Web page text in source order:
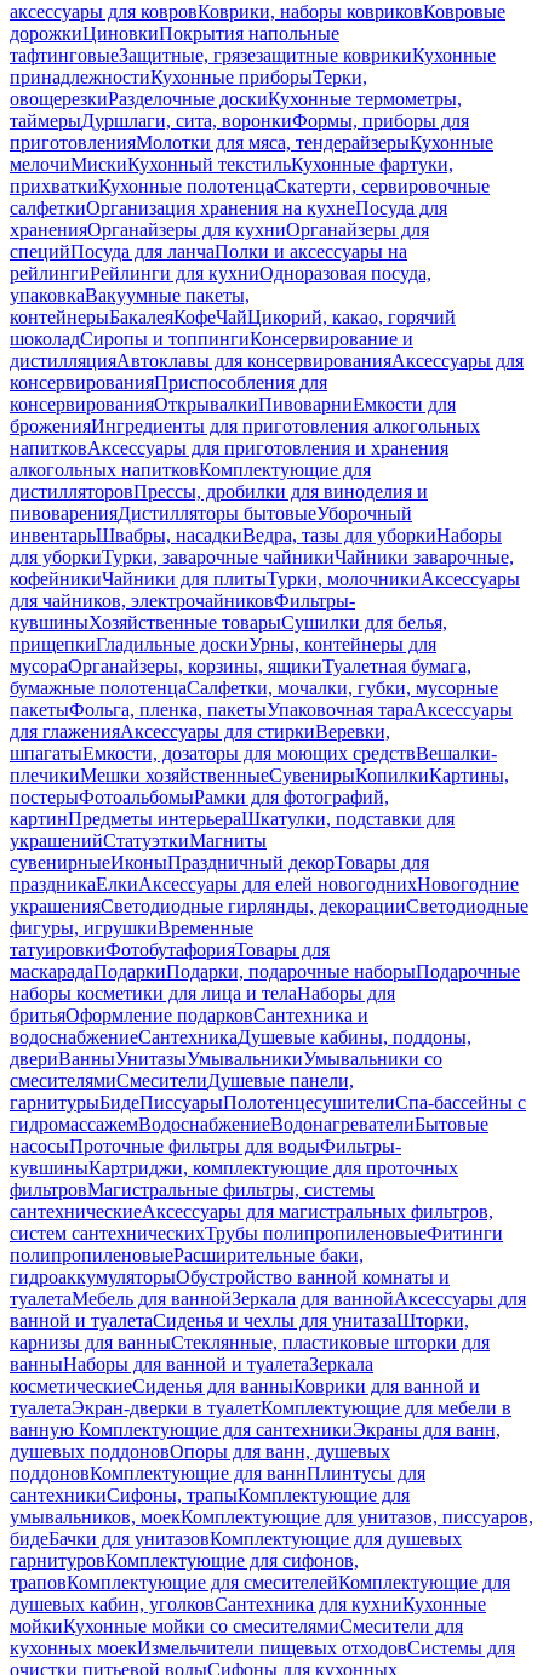
аксессуары для ковровКоврики, наборы ковриковКовровые
дорожкиЦиновкиПокрытия напольные
тафтинговыеЗащитные, грязезащитные коврикиКухонные
принадлежностиКухонные приборыТерки,
овощерезкиРазделочные доскиКухонные термометры,
таймерыДуршлаги, сита, воронкиФормы, приборы для
приготовленияМолотки для мяса, тендерайзерыКухонные
мелочиМискиКухонный текстильКухонные фартуки,
прихваткиКухонные полотенцаСкатерти, сервировочные
салфеткиОрганизация хранения на кухнеПосуда для
храненияОрганайзеры для кухниОрганайзеры для
специйПосуда для ланчаПолки и аксессуары на
рейлингиРейлинги для кухниОдноразовая посуда,
упаковкаВакуумные пакеты,
контейнерыБакалеяКофеЧайЦикорий, какао, горячий
шоколадСиропы и топпингиКонсервирование и
дистилляцияАвтоклавы для консервированияАксессуары для
консервированияПриспособления для
консервированияОткрывалкиПивоварниЕмкости для
броженияИнгредиенты для приготовления алкогольных
напитковАксессуары для приготовления и хранения
алкогольных напитковКомплектующие для
дистилляторовПрессы, дробилки для виноделия и
пивоваренияДистилляторы бытовыеУборочный
инвентарьШвабры, насадкиВедра, тазы для уборкиНаборы
для уборкиТурки, заварочные чайникиЧайники заварочные,
кофейникиЧайники для плитыТурки, молочникиАксессуары
для чайников, электрочайниковФильтры-
кувшиныХозяйственные товарыСушилки для белья,
прищепкиГладильные доскиУрны, контейнеры для
мусораОрганайзеры, корзины, ящикиТуалетная бумага,
бумажные полотенцаСалфетки, мочалки, губки, мусорные
пакетыФольга, пленка, пакетыУпаковочная тараАксессуары
для глаженияАксессуары для стиркиВеревки,
шпагатыЕмкости, дозаторы для моющих средствВешалки-
плечикиМешки хозяйственныеСувенирыКопилкиКартины,
постерыФотоальбомыРамки для фотографий,
картинПредметы интерьераШкатулки, подставки для
украшенийСтатуэткиМагниты
сувенирныеИконыПраздничный декорТовары для
праздникаЕлкиАксессуары для елей новогоднихНовогодние
украшенияСветодиодные гирлянды, декорацииСветодиодные
фигуры, игрушкиВременные
татуировкиФотобутафорияТовары для
маскарадаПодаркиПодарки, подарочные наборыПодарочные
наборы косметики для лица и телаНаборы для
бритьяОформление подарковСантехника и
водоснабжениеСантехникаДушевые кабины, поддоны,
двериВанныУнитазыУмывальникиУмывальники со
смесителямиСмесителиДушевые панели,
гарнитурыБидеПиссуарыПолотенцесушителиСпа-бассейны с
гидромассажемВодоснабжениеВодонагревателиБытовые
насосыПроточные фильтры для водыФильтры-
кувшиныКартриджи, комплектующие для проточных
фильтровМагистральные фильтры, системы
сантехническиеАксессуары для магистральных фильтров,
систем сантехническихТрубы полипропиленовыеФитинги
полипропиленовыеРасширительные баки,
гидроаккумуляторыОбустройство ванной комнаты и
туалетаМебель для ваннойЗеркала для ваннойАксессуары для
ванной и туалетаСиденья и чехлы для унитазаШторки,
карнизы для ванныСтеклянные, пластиковые шторки для
ванныНаборы для ванной и туалетаЗеркала
косметическиеСиденья для ванныКоврики для ванной и
туалетаЭкран-дверки в туалетКомплектующие для мебели в
ванную Комплектующие для сантехникиЭкраны для ванн,
душевых поддоновОпоры для ванн, душевых
поддоновКомплектующие для ваннПлинтусы для
сантехникиСифоны, трапыКомплектующие для
умывальников, моекКомплектующие для унитазов, писсуаров,
бидеБачки для унитазовКомплектующие для душевых
гарнитуровКомплектующие для сифонов,
траповКомплектующие для смесителейКомплектующие для
душевых кабин, уголковСантехника для кухниКухонные
мойкиКухонные мойки со смесителямиСмесители для
кухонных моекИзмельчители пищевых отходовСистемы для
очистки питьевой водыСифоны для кухонных